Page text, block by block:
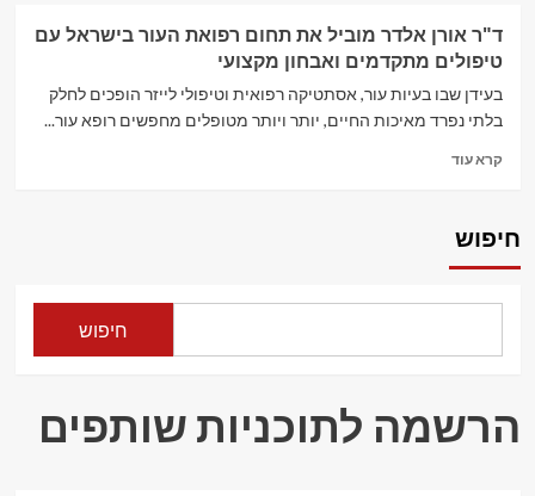
ד"ר אורן אלדר מוביל את תחום רפואת העור בישראל עם
טיפולים מתקדמים ואבחון מקצועי
בעידן שבו בעיות עור, אסתטיקה רפואית וטיפולי לייזר הופכים לחלק
בלתי נפרד מאיכות החיים, יותר ויותר מטופלים מחפשים רופא עור...
קרא עודRead
אלדר
רפואת
עם
חיפוש
חיפוש
הרשמה לתוכניות שותפים